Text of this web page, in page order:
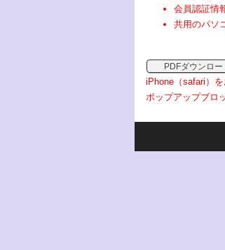
会員認証情
共用のパソ
PDFダウンロー
iPhone（safari）
ポップアップブロ